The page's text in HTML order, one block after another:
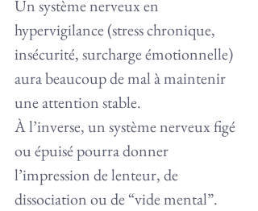
Un système nerveux en
hypervigilance (stress chronique,
insécurité, surcharge émotionnelle)
aura beaucoup de mal à maintenir
une attention stable.
À l’inverse, un système nerveux figé
ou épuisé pourra donner
l’impression de lenteur, de
dissociation ou de “vide mental”.